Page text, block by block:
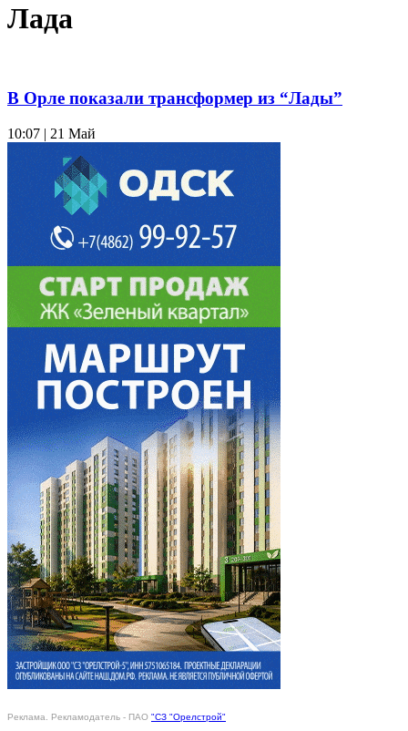
Лада
В Орле показали трансформер из “Лады”
10:07 | 21 Май
Реклама. Рекламодатель - ПАО "СЗ "Орелстрой"